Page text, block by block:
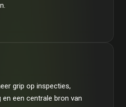
grip op inspecties,
een centrale bron van